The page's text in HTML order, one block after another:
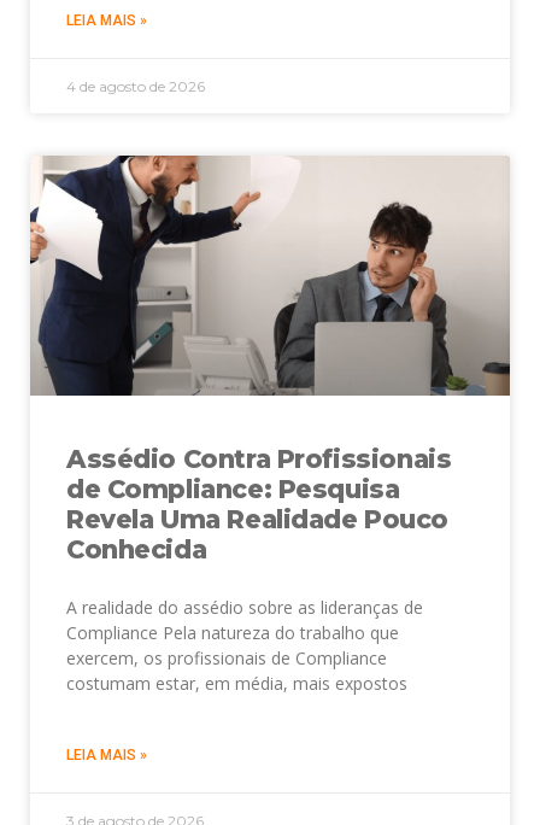
LEIA MAIS »
4 de agosto de 2026
Assédio Contra Profissionais
de Compliance: Pesquisa
Revela Uma Realidade Pouco
Conhecida
A realidade do assédio sobre as lideranças de
Compliance Pela natureza do trabalho que
exercem, os profissionais de Compliance
costumam estar, em média, mais expostos
LEIA MAIS »
3 de agosto de 2026